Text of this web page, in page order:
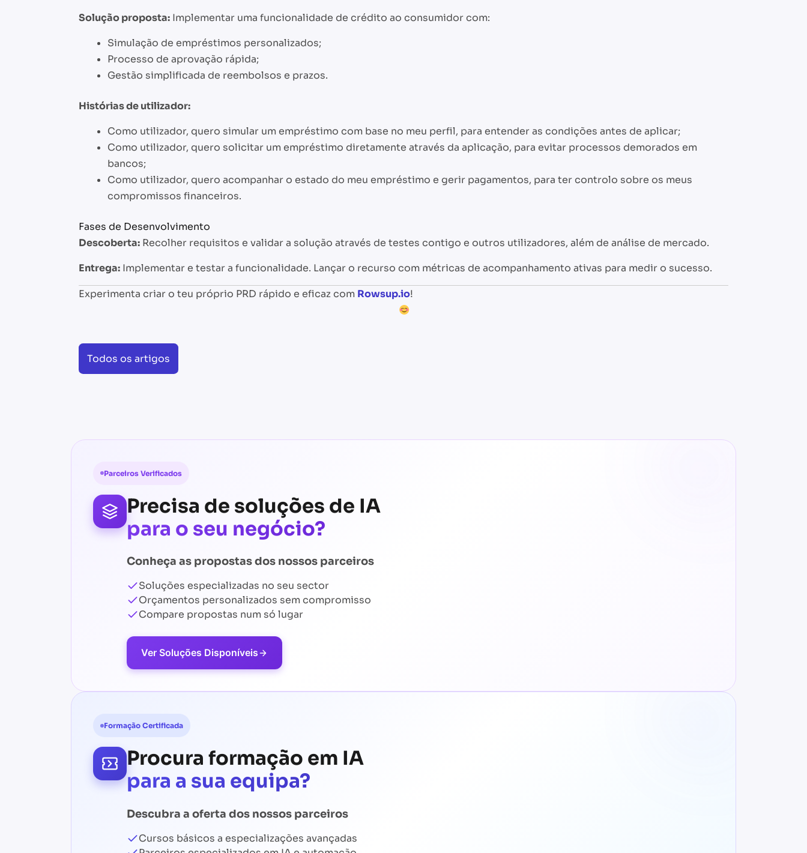
Solução proposta: Implementar uma funcionalidade de crédito ao consumidor com:
Simulação de empréstimos personalizados;
Processo de aprovação rápida;
Gestão simplificada de reembolsos e prazos.
Histórias de utilizador:
Como utilizador, quero simular um empréstimo com base no meu perfil, para entender as condições antes de aplicar;
Como utilizador, quero solicitar um empréstimo diretamente através da aplicação, para evitar processos demorados em
bancos;
Como utilizador, quero acompanhar o estado do meu empréstimo e gerir pagamentos, para ter controlo sobre os meus
compromissos financeiros.
Fases de Desenvolvimento
Descoberta: Recolher requisitos e validar a solução através de testes contigo e outros utilizadores, além de análise de mercado.
Entrega: Implementar e testar a funcionalidade. Lançar o recurso com métricas de acompanhamento ativas para medir o sucesso.
Experimenta criar o teu próprio PRD rápido e eficaz com Rowsup.io!
Todos os artigos
Parceiros Verificados
Precisa de soluções de IA
para o seu negócio?
Conheça as propostas dos nossos parceiros
Soluções especializadas no seu sector
Orçamentos personalizados sem compromisso
Compare propostas num só lugar
Ver Soluções Disponíveis
Formação Certificada
Procura formação em IA
para a sua equipa?
Descubra a oferta dos nossos parceiros
Cursos básicos a especializações avançadas